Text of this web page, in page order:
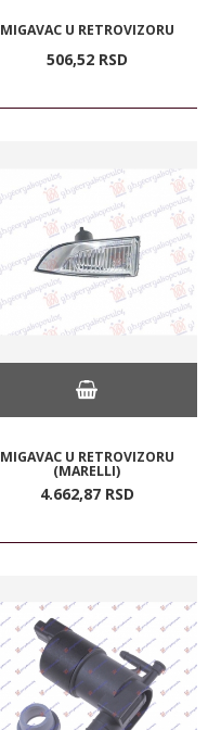
MIGAVAC U RETROVIZORU
506,52 RSD
MIGAVAC U RETROVIZORU
(MARELLI)
4.662,87 RSD